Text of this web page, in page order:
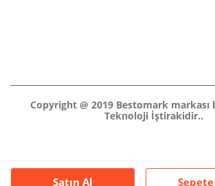
Satın Al
Copyright @ 2019 Bestomark markası
Teknoloji İştirakidir..